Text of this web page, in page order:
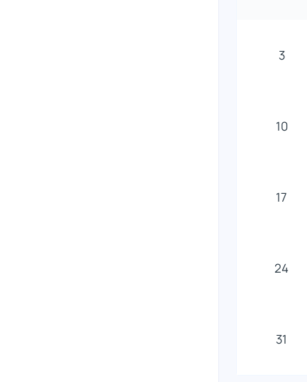
3
10
17
24
31